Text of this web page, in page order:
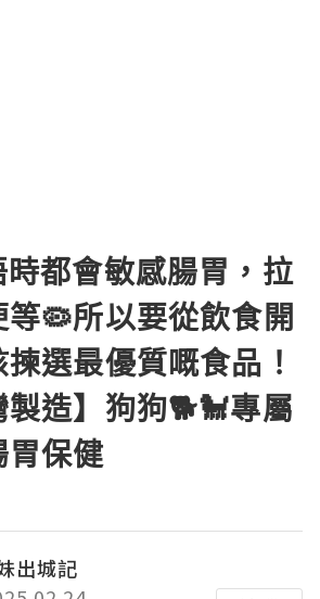
都會敏感腸胃，拉
🦠所以要從飲食開
選最優質嘅食品！
造】狗狗🐕🐩專屬
胃保健
出城記